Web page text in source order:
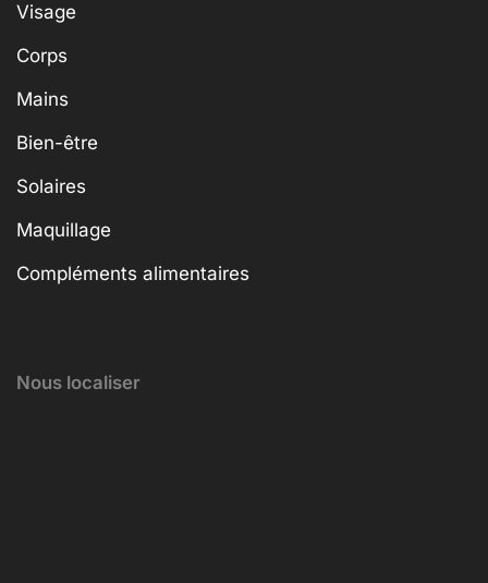
Visage
Corps
Mains
Bien-être
Solaires
Maquillage
Compléments alimentaires
Nous localiser